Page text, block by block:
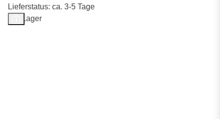
Lieferstatus: ca. 3-5 Tage
Auf Lager